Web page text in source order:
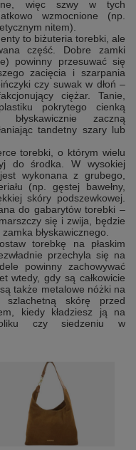
więc szwy w tych
wzmocnione (np.
nitem).
to biżuteria torebki, ale
część. Dobre zamki
powinny przesuwać się
zacięcia i szarpania
czy suwak w dłoń –
ciężar. Tanie,
pokrytego cienką
zaczną
tandetny szary lub
torebki, o którym wielu
do środka. W wysokiej
wykonana z grubego,
(np. gęstej bawełny,
skóry podszewkowej.
do gabarytów torebki –
się i zwija, będzie
błyskawicznego.
torebkę na płaskim
przechyla się na
powinny zachowywać
wtedy, gdy są całkowicie
także metalowe nóżki na
skórę przed
kiedy kładziesz ją na
czy siedzeniu w